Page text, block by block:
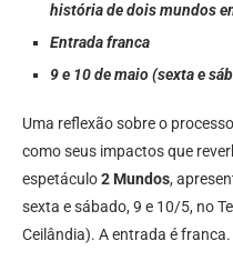
história de dois mundos
Entrada franca
9 e 10 de maio (sexta e
Uma reflexão sobre o
como seus impactos que
espetáculo2 Mundos,
sexta e sábado, 9 e 10/5, no
Ceilândia). A entrada é franca.